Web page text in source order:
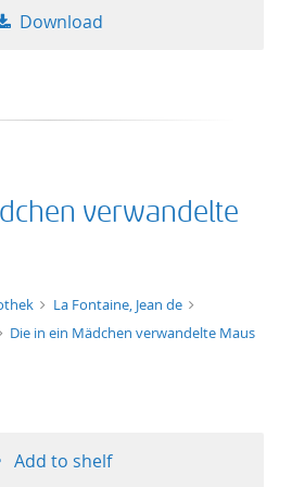
Download
verwandelte
La Fontaine, Jean de
Die in ein Mädchen verwandelte Maus
Add to shelf